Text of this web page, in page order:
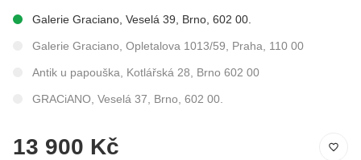
Galerie Graciano, Veselá 39, Brno, 602 00.
Galerie Graciano, Opletalova 1013/59, Praha, 110 00
Antik u papouška, Kotlářská 28, Brno 602 00
GRACiANO, Veselá 37, Brno, 602 00.
13 900 Kč